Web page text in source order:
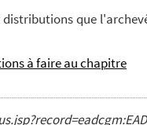
que
à faire au chapitre